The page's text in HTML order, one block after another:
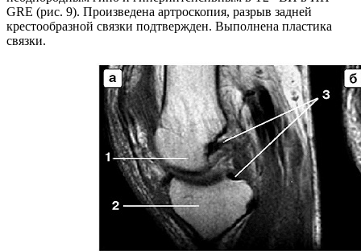
GRЕ (рис. 9). Произведена артроскопия, разрыв задней
крестообразной связки подтвержден. Выполнена пластика
связки.